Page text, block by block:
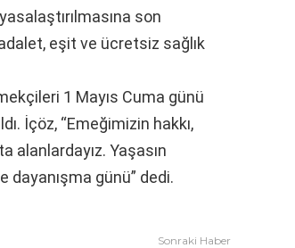
son
eşit ve ücretsiz sağlık
1 Mayıs Cuma günü
İçöz, “Emeğimizin hakkı,
alanlardayız. Yaşasın
dayanışma günü” dedi.
Sonraki Haber